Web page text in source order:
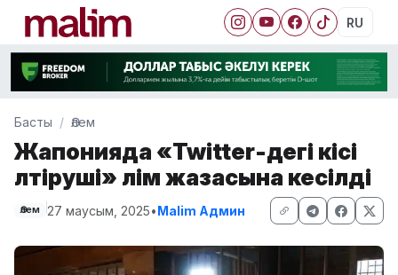
RU
Басты Әлем
Жапонияда «Twitter-дегі кісі
өлтіруші» өлім жазасына кесілді
Әлем 27 маусым, 2025•Malim Админ